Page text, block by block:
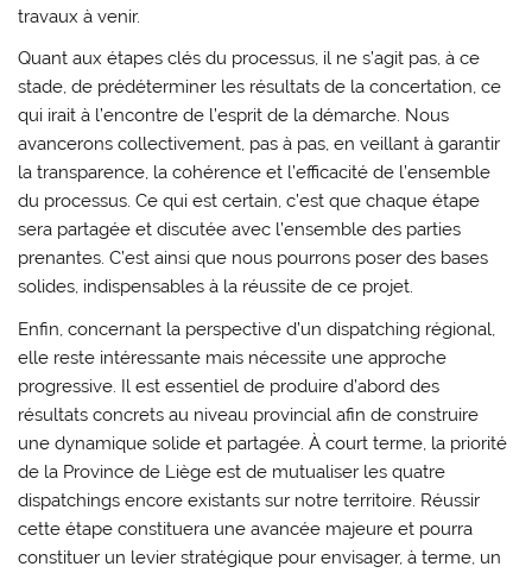
travaux à venir.
Quant aux étapes clés du processus, il ne s’agit pas, à ce
stade, de prédéterminer les résultats de la concertation, ce
qui irait à l’encontre de l’esprit de la démarche. Nous
avancerons collectivement, pas à pas, en veillant à garantir
la transparence, la cohérence et l’efficacité de l’ensemble
du processus. Ce qui est certain, c’est que chaque étape
sera partagée et discutée avec l’ensemble des parties
prenantes. C’est ainsi que nous pourrons poser des bases
solides, indispensables à la réussite de ce projet.
Enfin, concernant la perspective d’un dispatching régional,
elle reste intéressante mais nécessite une approche
progressive. Il est essentiel de produire d’abord des
résultats concrets au niveau provincial afin de construire
une dynamique solide et partagée. À court terme, la priorité
de la Province de Liège est de mutualiser les quatre
dispatchings encore existants sur notre territoire. Réussir
cette étape constituera une avancée majeure et pourra
constituer un levier stratégique pour envisager, à terme, un